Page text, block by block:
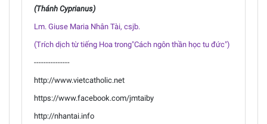
(Thánh Cyprianus)
Lm. Giuse Maria Nhân Tài, csjb.
(Trích dịch từ tiếng Hoa trong"Cách ngôn thần học tu đức")
---------------
http://www.vietcatholic.net
https://www.facebook.com/jmtaiby
http://nhantai.info